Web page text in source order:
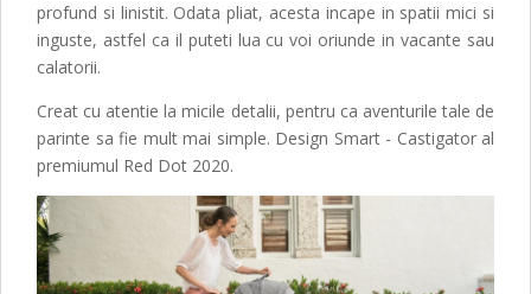
profund si linistit. Odata pliat, acesta incape in spatii mici si
inguste, astfel ca il puteti lua cu voi oriunde in vacante sau
calatorii.
Creat cu atentie la micile detalii, pentru ca aventurile tale de
parinte sa fie mult mai simple. Design Smart - Castigator al
premiumul Red Dot 2020.